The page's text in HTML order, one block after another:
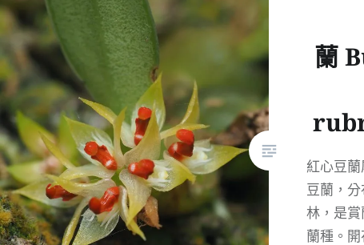
蘭
紅心豆
豆蘭，
林，是
蘭種。